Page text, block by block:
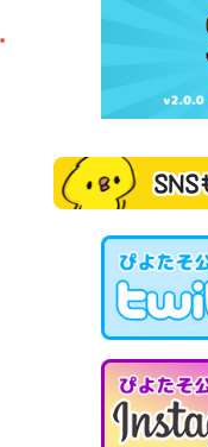
SNS